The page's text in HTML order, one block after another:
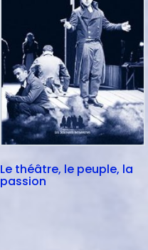
Le théâtre, le peuple, la
passion